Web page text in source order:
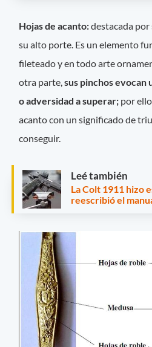
Hojas de acanto:destacada
su alto porte. Es un elemento
fileteado y en todo arte
otra parte,sus pinchos evocan
o adversidad a superar; por
acanto con un significado de
conseguir.
Leé también
La Colt 1911 hizo
reescribió el